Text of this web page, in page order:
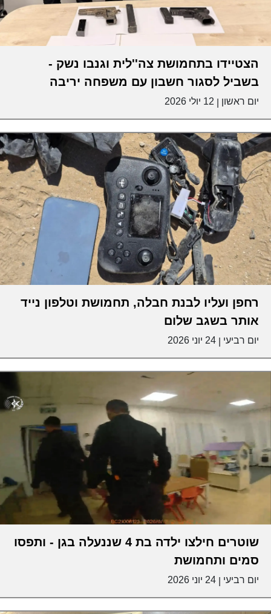
הצטיידו בתחמושת צה''לית וגנבו נשק -
בשביל לסגור חשבון עם משפחה יריבה
יום ראשון 12 יולי 2026
רחפן ועליו לבנת חבלה, תחמושת וטלפון נייד
אותר בשגב שלום
יום רביעי 24 יוני 2026
שוטרים חילצו ילדה בת 4 שננעלה בגן - ותפסו
סמים ותחמושת
יום רביעי 24 יוני 2026